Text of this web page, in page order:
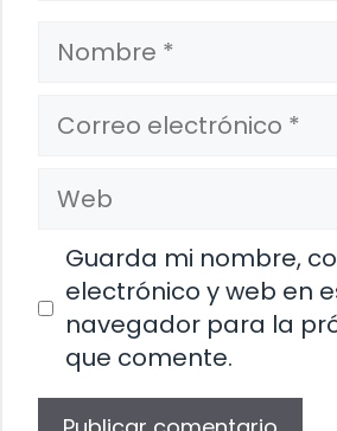
Nombre
Correo
electrónico
Web
Guarda mi nombre,
electrónico y web en
navegador para la
que comente.